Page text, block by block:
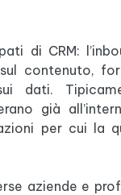
di CRM:
contenuto,
dati.
già
per cui la
aziende e